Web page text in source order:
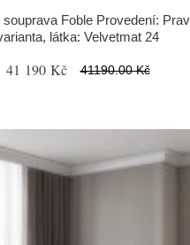
souprava Foble Provedení:
látka: Velvetmat 24
41 190 Kč 41190.00 Kč